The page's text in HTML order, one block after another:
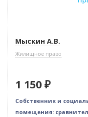
Мыскин А.В.
Жилищное право
1 150 ₽
Собственник и
помещения: